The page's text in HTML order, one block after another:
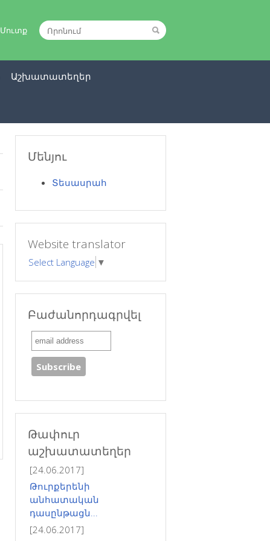
Մուտք
Աշխատատեղեր
Մենյու
Տեսասրահ
Website translator
Select Language ▼
Բաժանորդագրվել
Թափուր
աշխատատեղեր
[24.06.2017]
Թուրքերենի
անհատական
դասընթացն...
[24.06.2017]